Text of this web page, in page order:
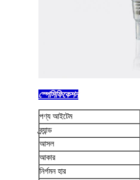
স্পেসিফিকেশন
পণ্য আইটেম
ব্র্যান্ড
আসল
আকার
নির্গমন হার